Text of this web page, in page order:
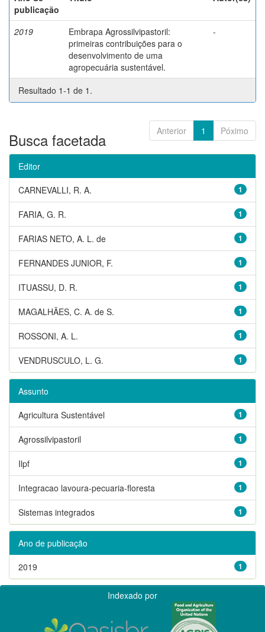
publicação
2019
Embrapa Agrossilvipastoril:
primeiras contribuições para o
desenvolvimento de uma
agropecuária sustentável.
-
Resultado 1-1 de 1.
Anterior 1 Póximo
Busca facetada
Editor
1
CARNEVALLI, R. A.
1
FARIA, G. R.
1
FARIAS NETO, A. L. de
1
FERNANDES JUNIOR, F.
1
ITUASSU, D. R.
1
MAGALHÃES, C. A. de S.
1
ROSSONI, A. L.
1
VENDRUSCULO, L. G.
Assunto
1
Agricultura Sustentável
1
Agrossilvipastoril
1
Ilpf
1
Integracao lavoura-pecuaria-floresta
1
Sistemas integrados
Ano de publicação
1
2019
Indexado por